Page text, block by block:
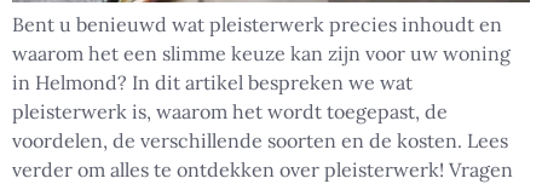
Bent u benieuwd wat pleisterwerk precies inhoudt en
waarom het een slimme keuze kan zijn voor uw woning
in Helmond? In dit artikel bespreken we wat
pleisterwerk is, waarom het wordt toegepast, de
voordelen, de verschillende soorten en de kosten. Lees
verder om alles te ontdekken over pleisterwerk! Vragen